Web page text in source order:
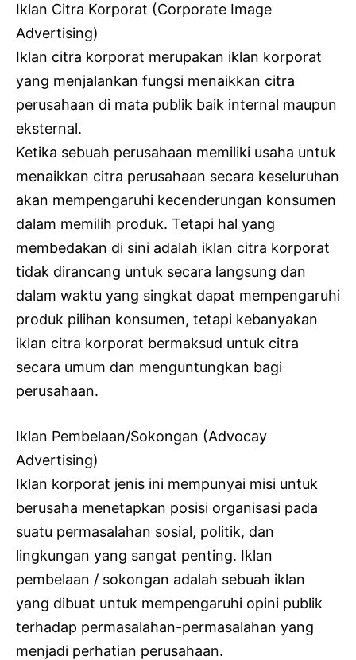
Iklan Citra Korporat (Corporate Image
Advertising)
Iklan citra korporat merupakan iklan korporat
yang menjalankan fungsi menaikkan citra
perusahaan di mata publik baik internal maupun
eksternal.
Ketika sebuah perusahaan memiliki usaha untuk
menaikkan citra perusahaan secara keseluruhan
akan mempengaruhi kecenderungan konsumen
dalam memilih produk. Tetapi hal yang
membedakan di sini adalah iklan citra korporat
tidak dirancang untuk secara langsung dan
dalam waktu yang singkat dapat mempengaruhi
produk pilihan konsumen, tetapi kebanyakan
iklan citra korporat bermaksud untuk citra
secara umum dan menguntungkan bagi
perusahaan.
Iklan Pembelaan/Sokongan (Advocay
Advertising)
Iklan korporat jenis ini mempunyai misi untuk
berusaha menetapkan posisi organisasi pada
suatu permasalahan sosial, politik, dan
lingkungan yang sangat penting. Iklan
pembelaan / sokongan adalah sebuah iklan
yang dibuat untuk mempengaruhi opini publik
terhadap permasalahan-permasalahan yang
menjadi perhatian perusahaan.